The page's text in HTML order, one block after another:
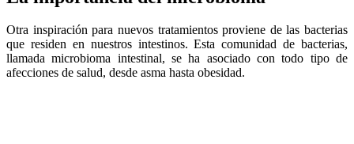
Otra inspiración para nuevos tratamientos proviene de las bacterias
que residen en nuestros intestinos. Esta comunidad de bacterias,
llamada microbioma intestinal, se ha asociado con todo tipo de
afecciones de salud, desde asma hasta obesidad.